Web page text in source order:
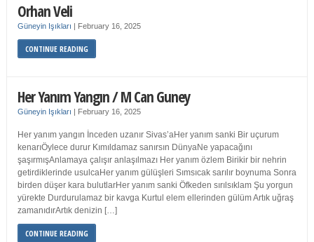
Orhan Veli
Güneyin Işıkları | February 16, 2025
CONTINUE READING
Her Yanım Yangın / M Can Guney
Güneyin Işıkları | February 16, 2025
Her yanım yangın İnceden uzanır Sivas’aHer yanım sanki Bir uçurum
kenarıÖylece durur Kımıldamaz sanırsın DünyaNe yapacağını
şaşırmışAnlamaya çalışır anlaşılmazı Her yanım özlem Birikir bir nehrin
getirdiklerinde usulcaHer yanım gülüşleri Sımsıcak sarılır boynuma Sonra
birden düşer kara bulutlarHer yanım sanki Öfkeden sırılsıklam Şu yorgun
yürekte Durdurulamaz bir kavga Kurtul elem ellerinden gülüm Artık uğraş
zamanıdırArtık denizin […]
CONTINUE READING